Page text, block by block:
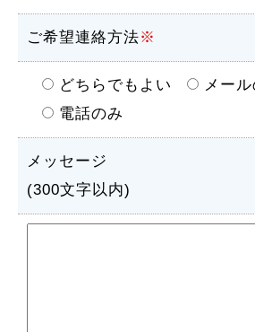
ご希望連絡方法※
どちらでもよい
メー
電話のみ
メッセージ
(300文字以内)